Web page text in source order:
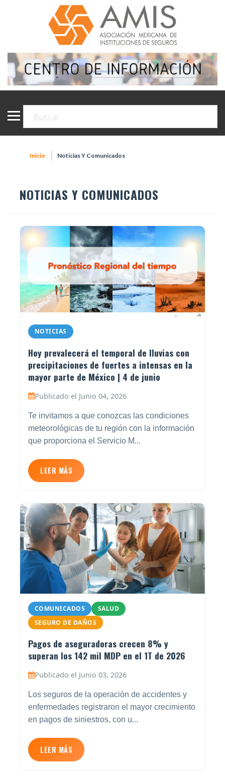
Inicio Noticias Y Comunicados
NOTICIAS Y COMUNICADOS
NOTICIAS
Hoy prevalecerá el temporal de lluvias con
precipitaciones de fuertes a intensas en la
mayor parte de México | 4 de junio
Publicado el Junio 04, 2026
Te invitamos a que conozcas las condiciones
meteorológicas de tu región con la información
que proporciona el Servicio M...
LEER MÁS
COMUNICADOS
SALUD
SEGURO DE DAÑOS
Pagos de aseguradoras crecen 8% y
superan los 142 mil MDP en el 1T de 2026
Publicado el Junio 03, 2026
Los seguros de la operación de accidentes y
enfermedades registraron el mayor crecimiento
en pagos de siniestros, con u...
LEER MÁS